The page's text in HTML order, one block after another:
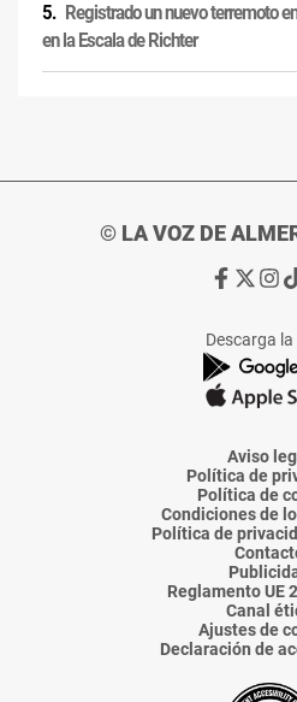
Registrado un nuevo terremoto
en la Escala de Richter
© LA VOZ DE
Ir
de
La
Voz
Almería
Ir
de
La
Voz
Ir
La
Descarga la
Aviso
Política de
Política de
Condiciones de
Política de
Reglamento UE
Canal
Ajustes de
Declaración de